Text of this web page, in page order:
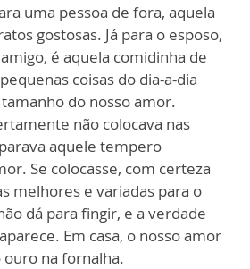
uma pessoa de fora, aquela
gostosas. Já para o esposo,
é aquela comidinha de
coisas do dia-a-dia
do nosso amor.
não colocava nas
aquele tempero
Se colocasse, com certeza
melhores e variadas para o
dá para fingir, e a verdade
Em casa, o nosso amor
na fornalha.